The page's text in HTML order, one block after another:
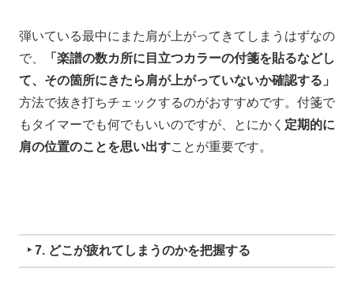
弾いている最中に また肩が上がってきてしまうはずなの
で、
「 楽譜の数カ所に目立つカラーの付箋を貼るなどし
て、その箇所にきたら肩が上がっていないか確認する」
方法で抜き打ちチェックするのがおすすめです。 付箋で
もタイマーでも何でもいいのですが、
とにかく 定期的に
肩の位置のことを思い出すことが重要です。
‣ 7. どこが疲れてしまうのかを把握する